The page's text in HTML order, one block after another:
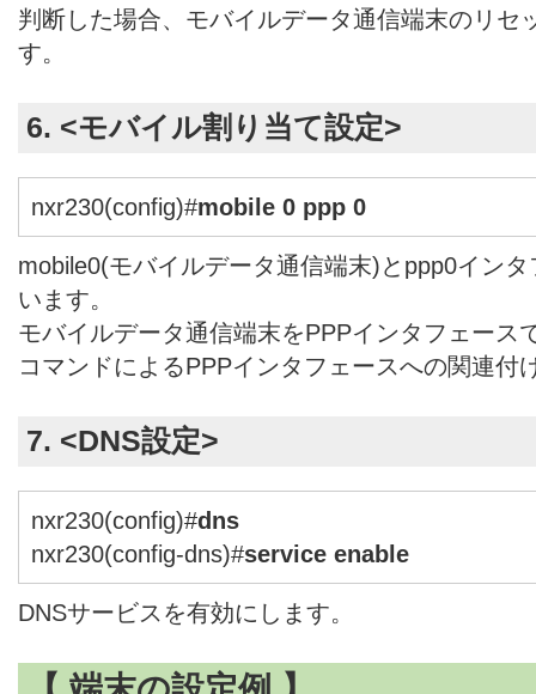
判断した場合、モバイルデータ通信端末のリセ
す。
6. <モバイル割り当て設定>
nxr230(config)#mobile 0 ppp 0
mobile0(モバイルデータ通信端末)とppp0イン
います。
モバイルデータ通信端末をPPPインタフェース
コマンドによるPPPインタフェースへの関連付
7. <DNS設定>
nxr230(config)#dns
nxr230(config-dns)#service enable
DNSサービスを有効にします。